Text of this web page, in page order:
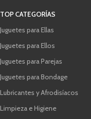
TOP CATEGORÍAS
Juguetes para Ellas
Juguetes para Ellos
Juguetes para Parejas
Juguetes para Bondage
Lubricantes y Afrodisíacos
Limpieza e Higiene